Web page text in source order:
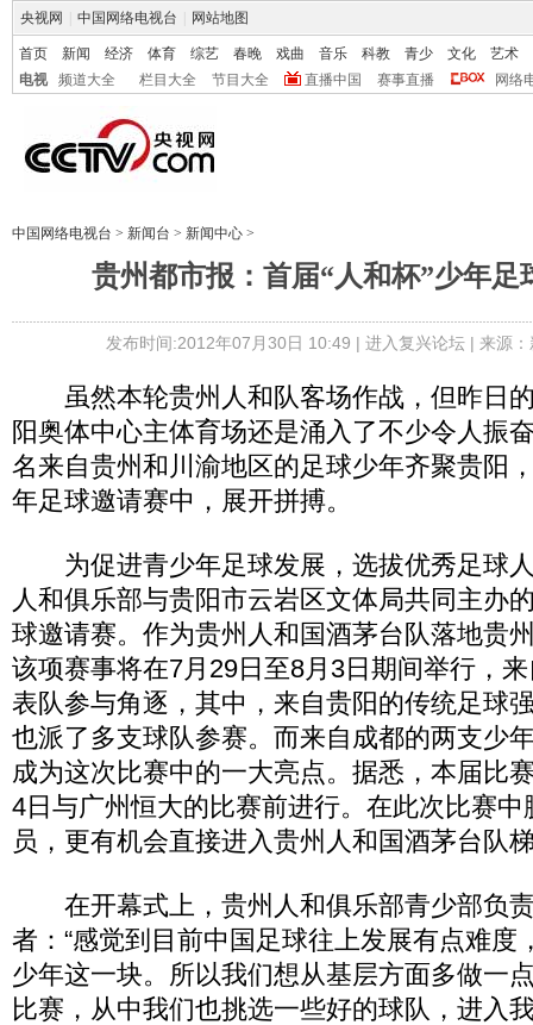
央视网 中国网络电视台 网站地图
首页 新闻 经济 体育 综艺 春晚 戏曲 音乐 科教 青少 文化
艺术
电视
频道大全 栏目大全 节目大全 直播中国 赛事直播 网络
中国网络电视台 > 新闻台 > 新闻中心 >
贵州都市报：首届“人和杯”少年足
发布时间:2012年07月30日 10:49 | 进入复兴论坛| 来源
虽然本轮贵州人和队客场作战，但昨日
阳奥体中心主体育场还是涌入了不少令人振
名来自贵州和川渝地区的足球少年齐聚贵阳
年足球邀请赛中，展开拼搏。
为促进青少年足球发展，选拔优秀足球
人和俱乐部与贵阳市云岩区文体局共同主办
球邀请赛。作为贵州人和国酒茅台队落地贵
该项赛事将在7月29日至8月3日期间举行，
表队参与角逐，其中，来自贵阳的传统足球
也派了多支球队参赛。而来自成都的两支少
成为这次比赛中的一大亮点。据悉，本届比
4日与广州恒大的比赛前进行。在此次比赛
员，更有机会直接进入贵州人和国酒茅台队
在开幕式上，贵州人和俱乐部青少部负
者：“感觉到目前中国足球往上发展有点难度
少年这一块。所以我们想从基层方面多做一
比赛，从中我们也挑选一些好的球队，进入